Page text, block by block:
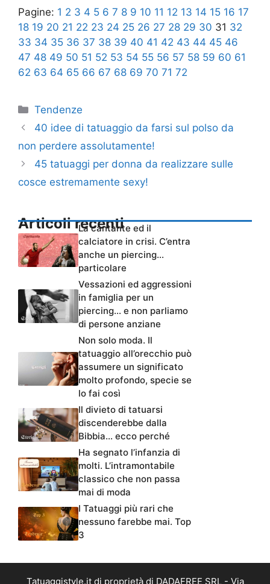
Pagine: 1 2 3 4 5 6 7 8 9 10 11 12 13 14 15 16 17
18 19 20 21 22 23 24 25 26 27 28 29 30 31 32
33 34 35 36 37 38 39 40 41 42 43 44 45 46
47 48 49 50 51 52 53 54 55 56 57 58 59 60 61
62 63 64 65 66 67 68 69 70 71 72
Categorie
Tendenze
40 idee di tatuaggio da farsi sul polso da
non perdere assolutamente!
45 tatuaggi per donna da realizzare sulle
cosce estremamente sexy!
Articoli recenti
La cantante ed il
calciatore in crisi. C’entra
anche un piercing…
particolare
Vessazioni ed aggressioni
in famiglia per un
piercing… e non parliamo
di persone anziane
Non solo moda. Il
tatuaggio all’orecchio può
assumere un significato
molto profondo, specie se
lo fai così
Il divieto di tatuarsi
discenderebbe dalla
Bibbia… ecco perché
Ha segnato l’infanzia di
molti. L’intramontabile
classico che non passa
mai di moda
I Tatuaggi più rari che
nessuno farebbe mai. Top
3
Tatuaggistyle.it di proprietà di DADAFREE SRL - Via